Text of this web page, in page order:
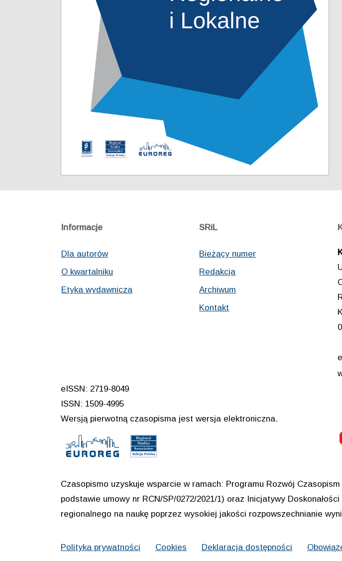
Informacje
Dla autorów
O kwartalniku
Etyka wydawnicza
SRiL
Bieżący numer
Redakcja
Archiwum
Kontakt
eISSN: 2719-8049
ISSN: 1509-4995
Wersją pierwotną czasopisma jest wersja elektroniczna.
Czasopismo uzyskuje wsparcie w ramach: Programu Rozwój
podstawie umowy nr RCN/SP/0272/2021/1) oraz Inicjatywy
regionalnego na naukę poprzez wysokiej jakości rozpowszechnianie
Polityka prywatności Cookies Deklaracja dostępności